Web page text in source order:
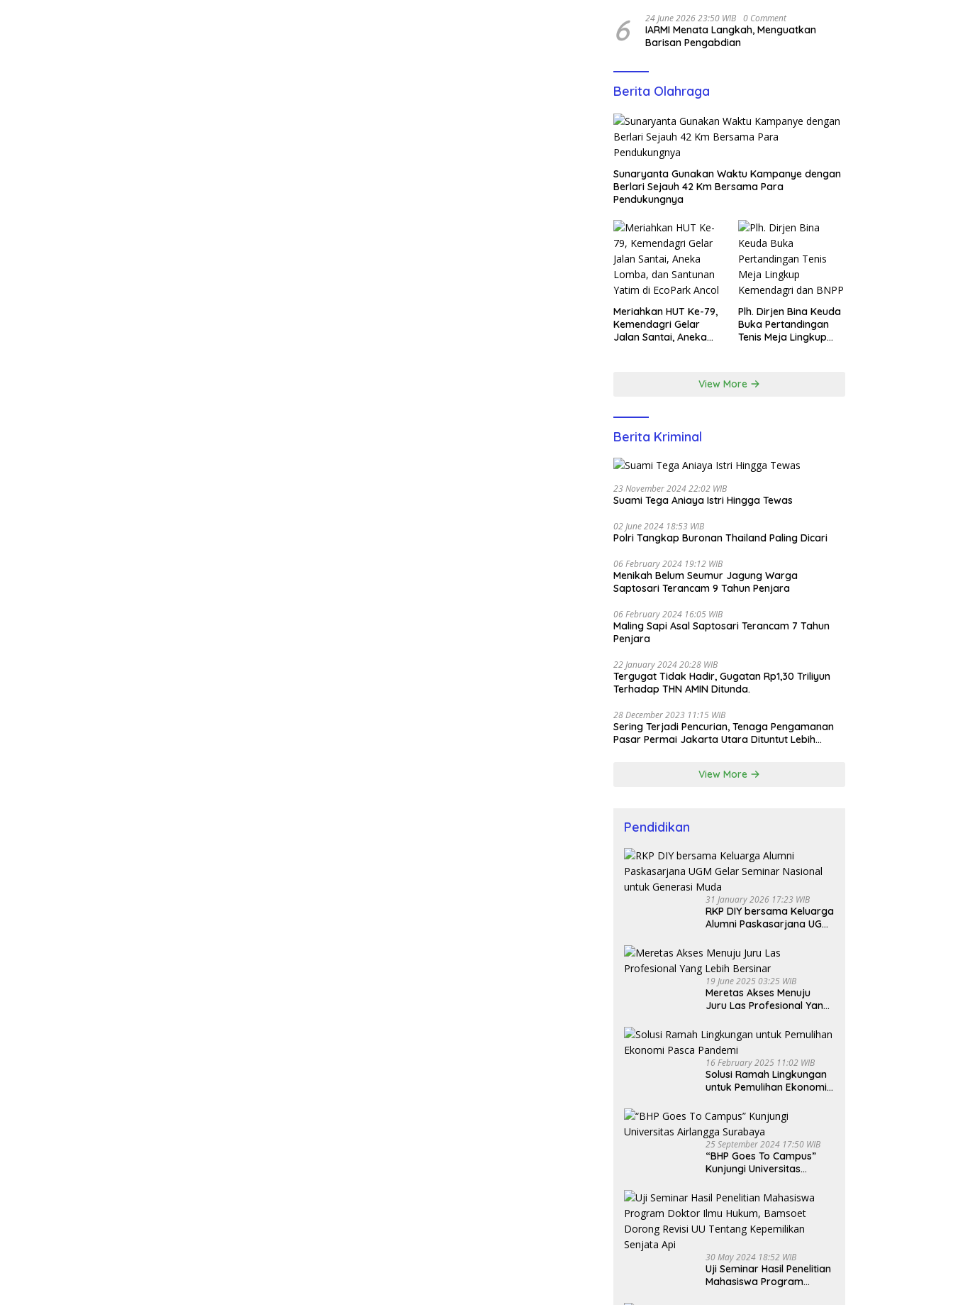
6 24 June 2026 23:50 WIB 0 Comment
IARMI Menata Langkah, Menguatkan
Barisan Pengabdian
Berita Olahraga
Sunaryanta Gunakan Waktu Kampanye dengan
Berlari Sejauh 42 Km Bersama Para
Pendukungnya
Meriahkan HUT Ke-79,
Kemendagri Gelar
Jalan Santai, Aneka
Plh. Dirjen Bina Keuda
Buka Pertandingan
Tenis Meja Lingkup
View More
Berita Kriminal
23 November 2024 22:02 WIB
Suami Tega Aniaya Istri Hingga Tewas
02 June 2024 18:53 WIB
Polri Tangkap Buronan Thailand Paling Dicari
06 February 2024 19:12 WIB
Menikah Belum Seumur Jagung Warga
Saptosari Terancam 9 Tahun Penjara
06 February 2024 16:05 WIB
Maling Sapi Asal Saptosari Terancam 7 Tahun
Penjara
22 January 2024 20:28 WIB
Tergugat Tidak Hadir, Gugatan Rp1,30 Triliyun
Terhadap THN AMIN Ditunda.
28 December 2023 11:15 WIB
Sering Terjadi Pencurian, Tenaga Pengamanan
Pasar Permai Jakarta Utara Dituntut Lebih
View More
Pendidikan
31 January 2026 17:23 WIB
RKP DIY bersama Keluarga
Alumni Paskasarjana UGM
untuk Generasi Muda
19 June 2025 03:25 WIB
Meretas Akses Menuju
Juru Las Profesional Yang
16 February 2025 11:02 WIB
Solusi Ramah Lingkungan
untuk Pemulihan Ekonomi
25 September 2024 17:50 WIB
“BHP Goes To Campus”
Kunjungi Universitas
30 May 2024 18:52 WIB
Uji Seminar Hasil Penelitian
Mahasiswa Program